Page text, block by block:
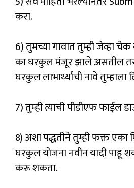
करा.
6) तुमच्या गावात तुम्ही जेव्हा
का घरकुल मंजूर झाले असतील
घरकुल लाभार्थ्यांची नावे तुम्हाला
7) तुम्ही त्याची पीडीएफ
8) अशा पद्धतीने तुम्ही फक्त एका
घरकुल योजना नवीन यादी पाहू
करू शकता.